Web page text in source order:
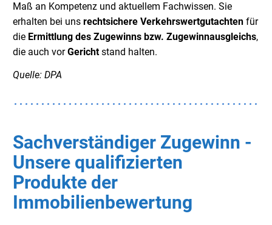
Maß an Kompetenz und aktuellem Fachwissen. Sie
erhalten bei uns rechtsichere Verkehrswertgutachten für
die Ermittlung des Zugewinns bzw. Zugewinnausgleichs,
die auch vorGerichtstand halten.
Quelle: DPA
Sachverständiger Zugewinn -
Unsere qualifizierten
Produkte der
Immobilienbewertung